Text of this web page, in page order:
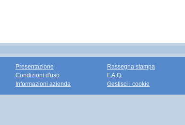
Presentazione
Condizioni d'uso
Informazioni azienda
Rassegna stampa
F.A.Q.
Gestisci i cookie